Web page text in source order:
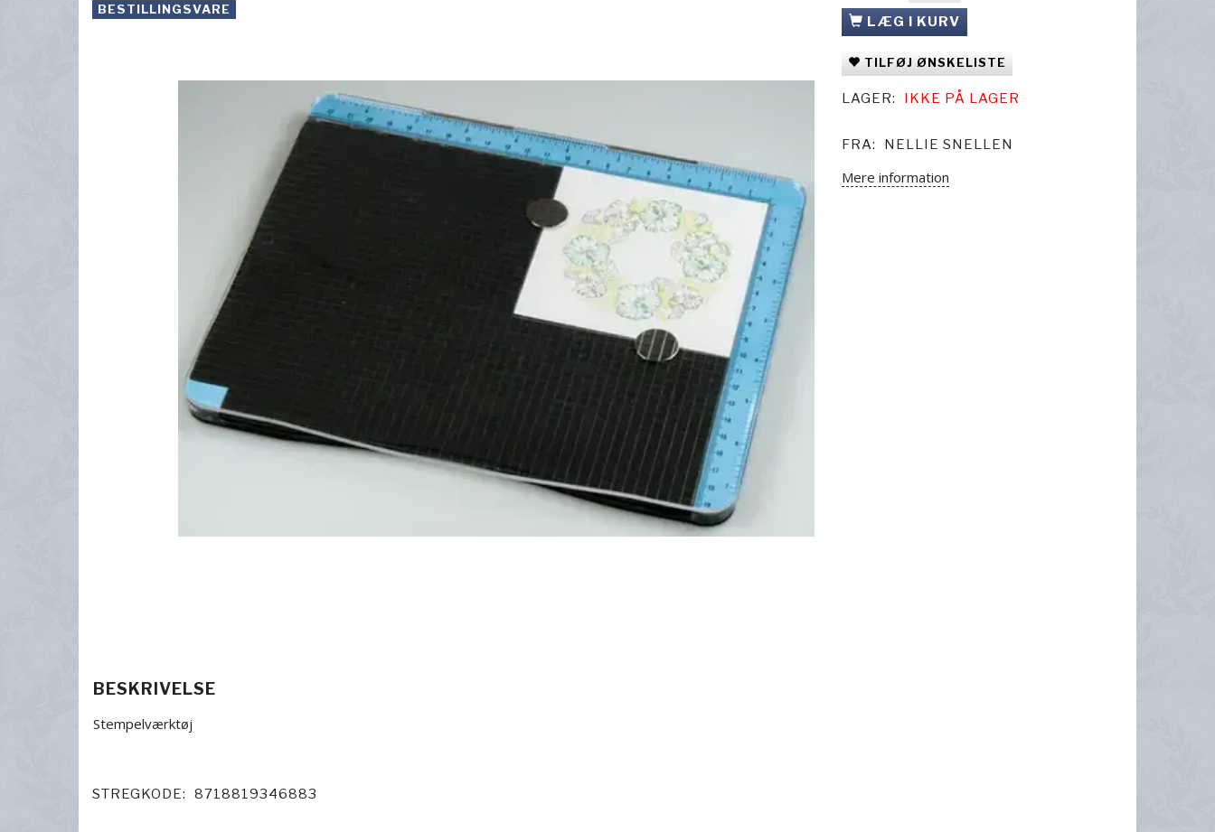
BESTILLINGSVARE
BESKRIVELSE
Stempelværktøj
STREGKODE: 8718819346883
LÆG I KURV
TILFØJ ØNSKELISTE
LAGER: IKKE PÅ LAGER
FRA: NELLIE SNELLEN
Mere information